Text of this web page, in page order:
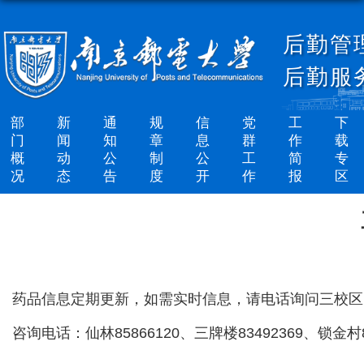
后勤管
后勤服
部
门
概
况
新
闻
动
态
通
知
公
告
规
章
制
度
信
息
公
开
党
群
工
作
工
作
简
报
下
载
专
区
药品信息定期更新，如需实时信息，请电话询问三校
咨询电话：仙林85866120、三牌楼83492369、锁金